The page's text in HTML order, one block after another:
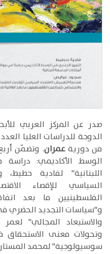
​صدر عن المركز العربي
من دوريةعمران. وتضمّن
الوسط الأكاديمي:
اللبنانية" لفادية
السياسي للإقصاء
الفلسطينيين ما بعد
و"سياسات التجديد الحضري
والاستبعاد المجالي"
وتحولات معنى الاستحقاق
سوسيولوجية" لمحمد